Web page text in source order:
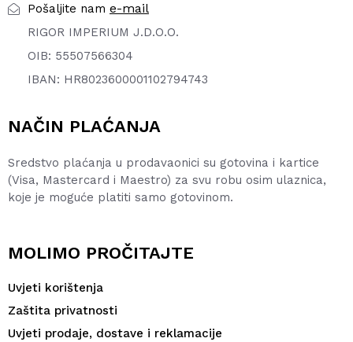
Pošaljite nam e-mail
RIGOR IMPERIUM J.D.O.O.
OIB: 55507566304
IBAN: HR8023600001102794743
NAČIN PLAĆANJA
Sredstvo plaćanja u prodavaonici su gotovina i kartice
(Visa, Mastercard i Maestro) za svu robu osim ulaznica,
koje je moguće platiti samo gotovinom.
MOLIMO PROČITAJTE
Uvjeti korištenja
Zaštita privatnosti
Uvjeti prodaje, dostave i reklamacije